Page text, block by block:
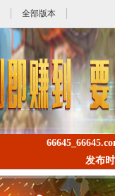
全部版本
发布